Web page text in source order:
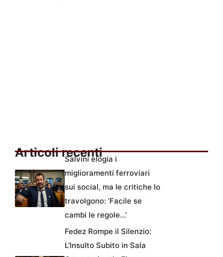
Articoli recenti
Salvini elogia i
miglioramenti ferroviari
sui social, ma le critiche lo
travolgono: ‘Facile se
cambi le regole…’
Fedez Rompe il Silenzio:
L’Insulto Subito in Sala